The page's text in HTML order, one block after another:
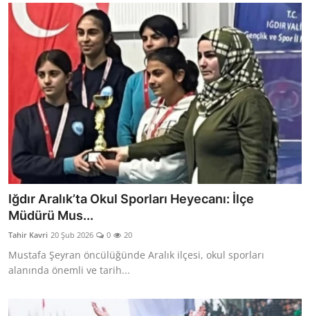
Iğdır Aralık’ta Okul Sporları Heyecanı: İlçe
Müdürü Mus...
Tahir Kavri 20 Şub 2026 0 20
Mustafa Şeyran öncülüğünde Aralık ilçesi, okul sporları
alanında önemli ve tarih...